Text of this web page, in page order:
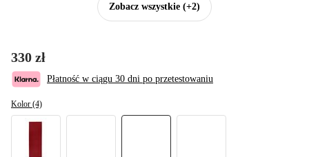
Zobacz wszystkie (+2)
330 zł
Płatność w ciągu 30 dni po przetestowaniu
Kolor (4)